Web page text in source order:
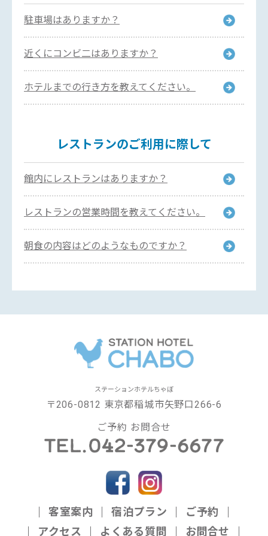
駐車場はありますか？
近くにコンビ二はありますか？
ホテルまでの行き方を教えてください。
レストランのご利用に際して
館内にレストランはありますか？
レストランの営業時間を教えてください。
朝食の内容はどのようなものですか？
ステーションホテルちゃぼ
〒206-0812 東京都稲城市矢野口266-6
ご予約 お問合せ
客室案内 宿泊プラン
ご予約
アクセス
よくある質問 お問合せ